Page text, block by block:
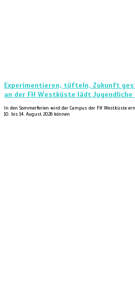
Experimentieren, tüfteln, Zukunft
an der FH Westküste lädt
In den Sommerferien wird der Campus der FH Westküste
10. bis 14. August 2026 können